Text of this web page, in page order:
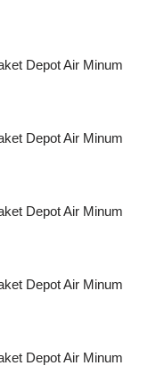
Depot Air Minum
Depot Air Minum
Depot Air Minum
Depot Air Minum
Depot Air Minum